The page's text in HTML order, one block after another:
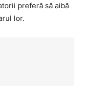
preferă să aibă
lor.